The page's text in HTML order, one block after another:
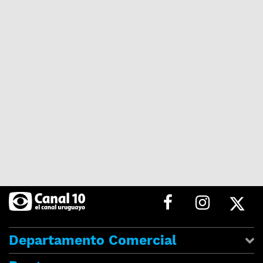
Departamento Comercial